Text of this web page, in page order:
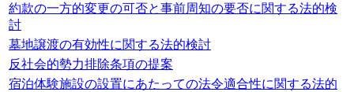
約款の一方的変更の可否と事前周知の要否に関する法的検
討
墓地譲渡の有効性に関する法的検討
反社会的勢力排除条項の提案
宿泊体験施設の設置にあたっての法令適合性に関する法的